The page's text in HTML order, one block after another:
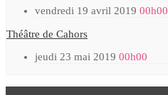
vendredi 19 avril 2019 00h00
Théâtre de Cahors
jeudi 23 mai 2019 00h00